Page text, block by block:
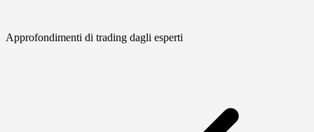
Approfondimenti di trading dagli esperti